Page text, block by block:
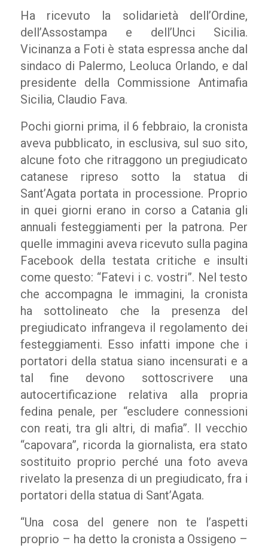
Ha ricevuto la solidarietà dell’Ordine,
dell’Assostampa e dell’Unci Sicilia.
Vicinanza a Foti è stata espressa anche dal
sindaco di Palermo, Leoluca Orlando, e dal
presidente della Commissione Antimafia
Sicilia, Claudio Fava.
Pochi giorni prima, il 6 febbraio, la cronista
aveva pubblicato, in esclusiva, sul suo sito,
alcune foto che ritraggono un pregiudicato
catanese ripreso sotto la statua di
Sant’Agata portata in processione. Proprio
in quei giorni erano in corso a Catania gli
annuali festeggiamenti per la patrona. Per
quelle immagini aveva ricevuto sulla pagina
Facebook della testata critiche e insulti
come questo: “Fatevi i c. vostri”. Nel testo
che accompagna le immagini, la cronista
ha sottolineato che la presenza del
pregiudicato infrangeva il regolamento dei
festeggiamenti. Esso infatti impone che i
portatori della statua siano incensurati e a
tal fine devono sottoscrivere una
autocertificazione relativa alla propria
fedina penale, per “escludere connessioni
con reati, tra gli altri, di mafia”. Il vecchio
“capovara”, ricorda la giornalista, era stato
sostituito proprio perché una foto aveva
rivelato la presenza di un pregiudicato, fra i
portatori della statua di Sant’Agata.
“Una cosa del genere non te l’aspetti
proprio – ha detto la cronista a Ossigeno –